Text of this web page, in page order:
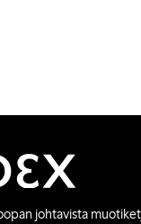
johtavista